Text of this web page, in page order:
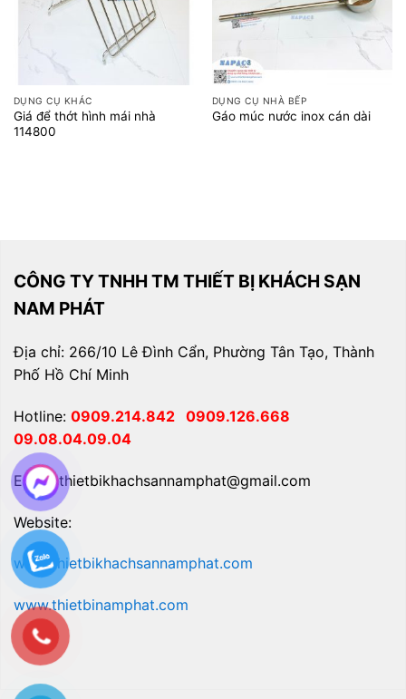
DỤNG CỤ KHÁC
Giá để thớt hình mái nhà
114800
DỤNG CỤ NHÀ BẾP
Gáo múc nước inox cán dài
CÔNG TY TNHH TM THIẾT BỊ KHÁCH SẠN
NAM PHÁT
Địa chỉ: 266/10 Lê Đình Cẩn, Phường Tân Tạo, Thành
Phố Hồ Chí Minh
Hotline: 0909.214.842 0909.126.668
09.08.04.09.04
Email: thietbikhachsannamphat@gmail.com
Website:
www.thietbikhachsannamphat.com
www.thietbinamphat.com